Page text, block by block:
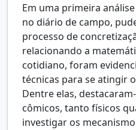
Em uma primeira
no diário de campo,
processo de
relacionando a
cotidiano, foram
técnicas para se atingir
Dentre elas,
cômicos, tanto físicos
investigar os